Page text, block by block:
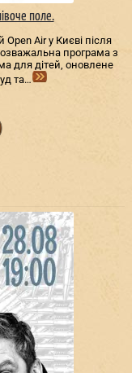
поле.
Air у Києві після
програма з
для дітей, оновлене
та…